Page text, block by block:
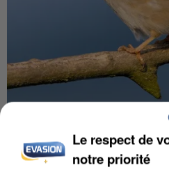
APRÈS TOUTES CES
DE FAUNE SAUVAGE
Le respect de
notre priorité